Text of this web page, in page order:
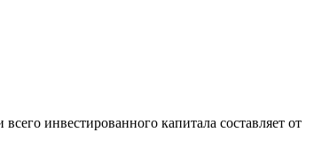
инвестированного капитала составляет от